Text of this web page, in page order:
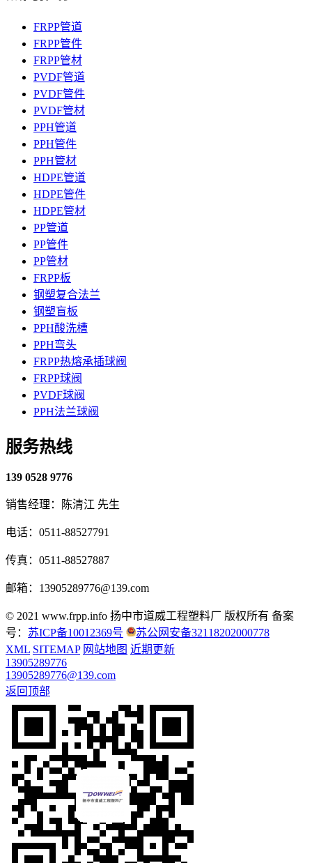
FRPP管道
FRPP管件
FRPP管材
PVDF管道
PVDF管件
PVDF管材
PPH管道
PPH管件
PPH管材
HDPE管道
HDPE管件
HDPE管材
PP管道
PP管件
PP管材
FRPP板
钢塑复合法兰
钢塑盲板
PPH酸洗槽
PPH弯头
FRPP热熔承插球阀
FRPP球阀
PVDF球阀
PPH法兰球阀
服务热线
139 0528 9776
销售经理：陈清江 先生
电话：0511-88527791
传真：0511-88527887
邮箱：13905289776@139.com
© 2021 www.frpp.info 扬中市道威工程塑料厂 版权所有 备案
号： 苏ICP备10012369号
苏公网安备32118202000778
XML SITEMAP 网站地图 近期更新
13905289776
13905289776@139.com
返回顶部